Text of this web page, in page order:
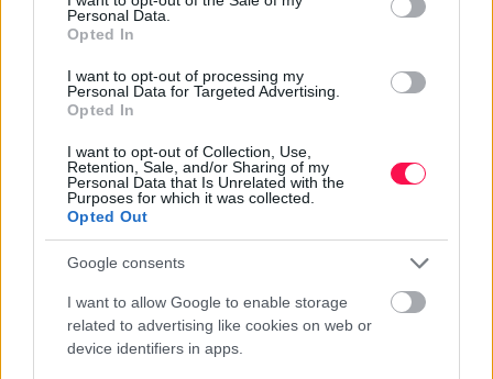
Personal Data.
Opted In
I want to opt-out of processing my
Personal Data for Targeted Advertising.
Opted In
I want to opt-out of Collection, Use,
Retention, Sale, and/or Sharing of my
Personal Data that Is Unrelated with the
Purposes for which it was collected.
Opted Out
Google consents
I want to allow Google to enable storage
related to advertising like cookies on web or
device identifiers in apps.
MIKOR VAN STELLA NÉVNAP?
Stella hagyományos névnapjajúlius 14-én
van. Ezen
a napon köszöntik Magyarországon leggyakrabban a
MILYEN EREDETŰ A STELLA NÉV?
A Stellalatineredetű név.
Névnapok ABC sorrendben